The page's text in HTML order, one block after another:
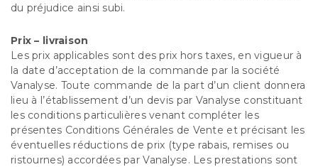
du préjudice ainsi subi.
Prix – livraison
Les prix applicables sont des prix hors taxes, en vigueur à
la date d’acceptation de la commande par la société
Vanalyse. Toute commande de la part d’un client donnera
lieu à l’établissement d’un devis par Vanalyse constituant
les conditions particulières venant compléter les
présentes Conditions Générales de Vente et précisant les
éventuelles réductions de prix (type rabais, remises ou
ristournes) accordées par Vanalyse. Les prestations sont